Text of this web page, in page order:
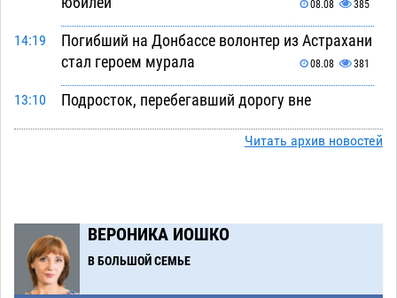
08.08 385
14:19
Погибший на Донбассе волонтер из Астрахани
стал героем мурала
08.08 381
13:10
Подросток, перебегавший дорогу вне
08.08 518
08.08 336
10:51
Фаворитская ноша: астраханские
гандболисты крупно проиграли пермякам
Читать архив новостей
ВЕРОНИКА ИОШКО
В БОЛЬШОЙ СЕМЬЕ